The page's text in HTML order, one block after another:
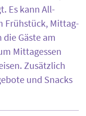
Es kann All-
Frühstück, Mittag-
Gäste am
Mittagessen
Zusätzlich
und Snacks